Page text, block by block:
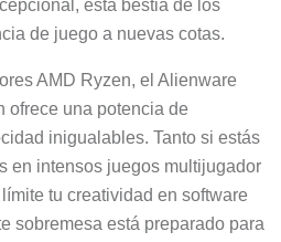
esta bestia de los
de juego a nuevas cotas.
AMD Ryzen, el Alienware
ofrece una potencia de
inigualables. Tanto si estás
en intensos juegos multijugador
tu creatividad en software
sobremesa está preparado para